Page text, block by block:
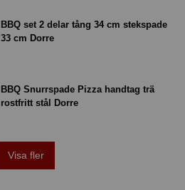
BBQ set 2 delar tång 34 cm stekspade
33 cm Dorre
BBQ Snurrspade Pizza handtag trä
rostfritt stål Dorre
Visa fler